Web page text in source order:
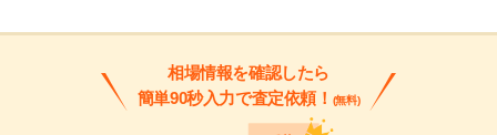
相場情報を確認したら
簡単90秒入力で査定依頼！ (無料)